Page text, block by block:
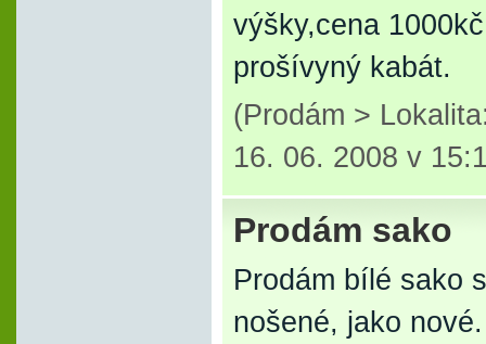
výšky,cena
prošívyný kabát.
(Prodám >
16. 06. 2008 v
Prodám sako
Prodám bílé sako
nošené, jako